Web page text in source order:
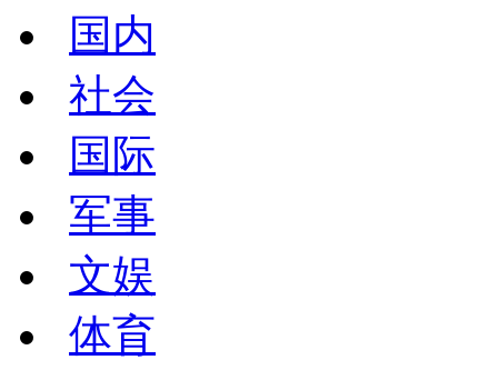
国内
社会
国际
军事
文娱
体育